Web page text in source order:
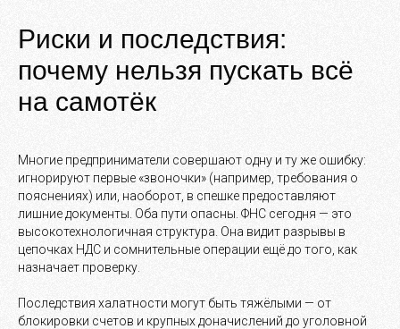
Риски и последствия:
почему нельзя пускать всё
на самотёк
Многие предприниматели совершают одну и ту же ошибку:
игнорируют первые «звоночки» (например, требования о
пояснениях) или, наоборот, в спешке предоставляют
лишние документы. Оба пути опасны. ФНС сегодня — это
высокотехнологичная структура. Она видит разрывы в
цепочках НДС и сомнительные операции ещё до того, как
назначает проверку.
Последствия халатности могут быть тяжёлыми — от
блокировки счетов и крупных доначислений до уголовной